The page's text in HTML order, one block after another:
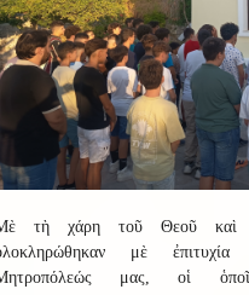
τὴ χάρη τοῦ Θεοῦ καὶ
μὲ ἐπιτυχία
μας, οἱ